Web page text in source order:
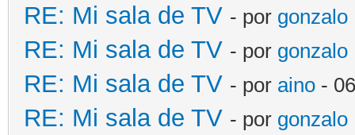
RE: Mi sala de TV - por gonzalo
RE: Mi sala de TV - por gonzalo
RE: Mi sala de TV - por aino -
RE: Mi sala de TV - por gonzalo